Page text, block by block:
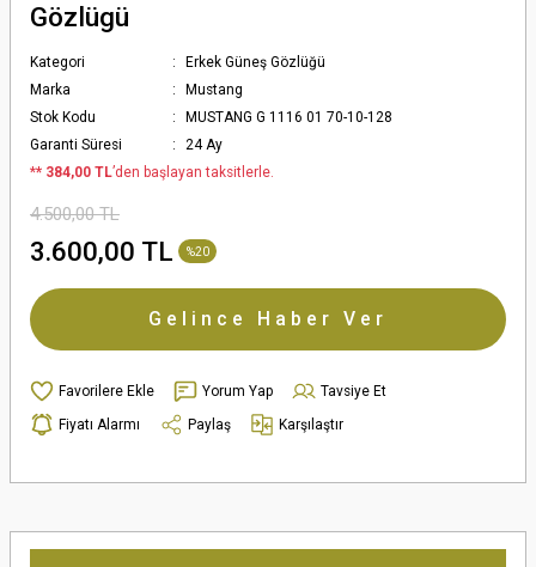
Gözlügü
Kategori
Erkek Güneş Gözlüğü
Marka
Mustang
Stok Kodu
MUSTANG G 1116 01 70-10-128
Garanti Süresi
24 Ay
** 384,00 TL’den başlayan taksitlerle.
4.500,00 TL
3.600,00 TL %20
Gelince Haber Ver
Yorum Yap
Tavsiye Et
Fiyatı Alarmı
Paylaş Karşılaştır